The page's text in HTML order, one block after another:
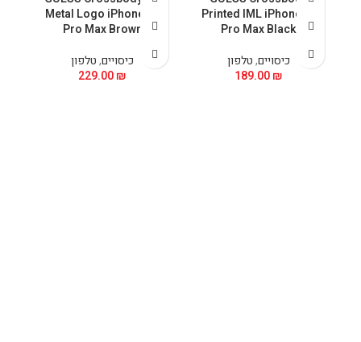
Printed IML iPhone 15
Pro Max Black
כיסויים,טלפון
189.00₪
Metal Logo iPhone 15
Pro Max Brown
כיסויים,טלפון
229.00₪